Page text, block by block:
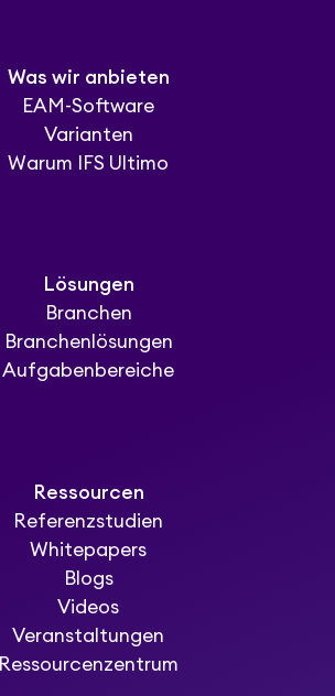
Was wir anbieten
EAM-Software
Varianten
Warum IFS Ultimo
Lösungen
Branchen
Branchenlösungen
Aufgabenbereiche
Ressourcen
Referenzstudien
Whitepapers
Blogs
Videos
Veranstaltungen
Ressourcenzentrum